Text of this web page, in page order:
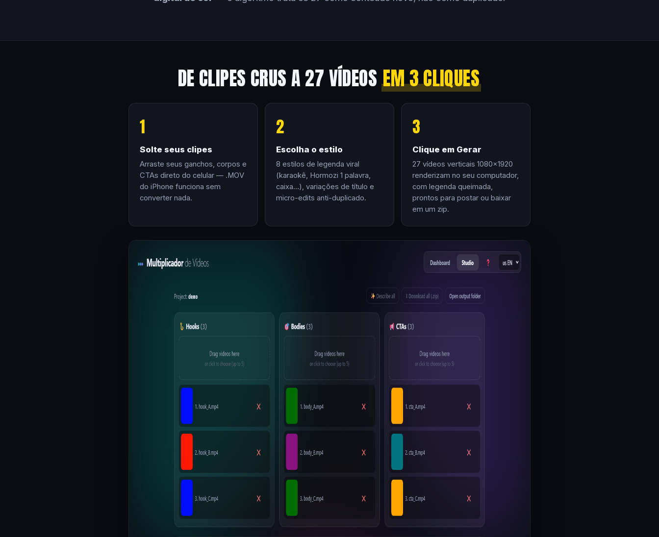
DE CLIPES CRUS A 27 VÍDEOSEM 3 CLIQUES
1
Solte seus clipes
Arraste seus ganchos, corpos e
CTAs direto do celular — .MOV
do iPhone funciona sem
converter nada.
2
Escolha o estilo
8 estilos de legenda viral
(karaokê, Hormozi 1 palavra,
caixa…), variações de título e
micro-edits anti-duplicado.
3
Clique em Gerar
27 vídeos verticais 1080×1920
renderizam no seu computador,
com legenda queimada,
prontos para postar ou baixar
em um zip.